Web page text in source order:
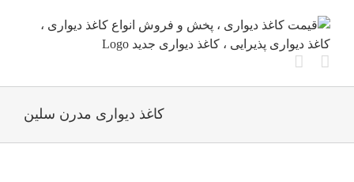
content
کاغذ دیواری مدرن سلین